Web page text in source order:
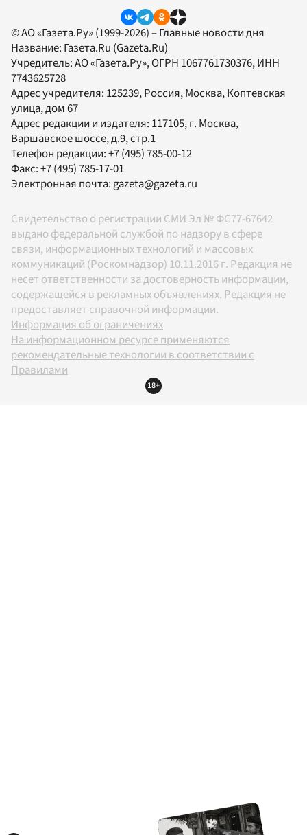
© АО «Газета.Ру» (1999-2026) – Главные новости дня
Название: Газета.Ru (Gazeta.Ru)
Учредитель:АО «Газета.Ру», ОГРН 1067761730376, ИНН
7743625728
Адрес учредителя: 125239, Россия, Москва, Коптевская
улица, дом 67
Адрес редакции и издателя: 117105, г. Москва,
Варшавское шоссе, д.9, стр.1
Телефон редакции:+7 (495) 785-00-12
Факс:+7 (495) 785-17-01
Электронная почта:gazeta@gazeta.ru
Свидетельство о регистрации СМИ Эл № ФС77-67642
выдано федеральной службой по надзору в сфере
связи, информационных технологий и массовых
коммуникаций (Роскомнадзор) 10.11.2016 г. Редакция не
несет ответственности за достоверность информации,
содержащейся в рекламных объявлениях. Редакция не
предоставляет справочной информации.
Информация об ограничениях
На информационном ресурсе применяются
рекомендательные технологии в соответствии с
Правилами
18+